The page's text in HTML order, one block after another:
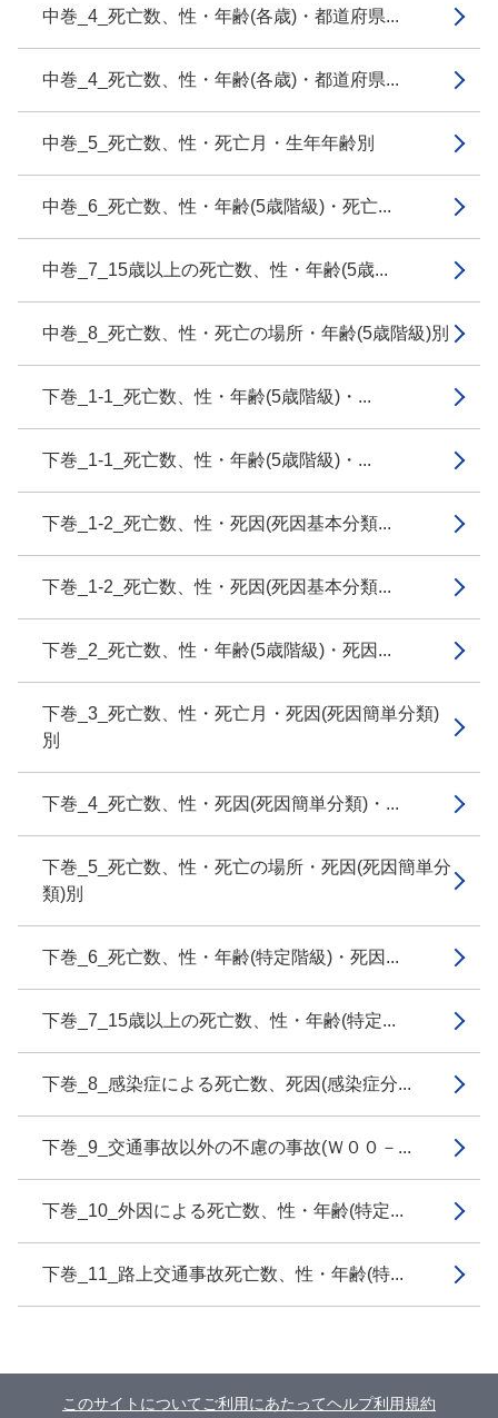
中巻_4_死亡数、性・年齢(各歳)・都道府県...
中巻_4_死亡数、性・年齢(各歳)・都道府県...
中巻_5_死亡数、性・死亡月・生年年齢別
中巻_6_死亡数、性・年齢(5歳階級)・死亡...
中巻_7_15歳以上の死亡数、性・年齢(5歳...
中巻_8_死亡数、性・死亡の場所・年齢(5歳階級)別
下巻_1-1_死亡数、性・年齢(5歳階級)・...
下巻_1-1_死亡数、性・年齢(5歳階級)・...
下巻_1-2_死亡数、性・死因(死因基本分類...
下巻_1-2_死亡数、性・死因(死因基本分類...
下巻_2_死亡数、性・年齢(5歳階級)・死因...
下巻_3_死亡数、性・死亡月・死因(死因簡単分類)
別
下巻_4_死亡数、性・死因(死因簡単分類)・...
下巻_5_死亡数、性・死亡の場所・死因(死因簡単分
類)別
下巻_6_死亡数、性・年齢(特定階級)・死因...
下巻_7_15歳以上の死亡数、性・年齢(特定...
下巻_8_感染症による死亡数、死因(感染症分...
下巻_9_交通事故以外の不慮の事故(Ｗ００－...
下巻_10_外因による死亡数、性・年齢(特定...
下巻_11_路上交通事故死亡数、性・年齢(特...
このサイトについて ご利用にあたってヘルプ利用規約